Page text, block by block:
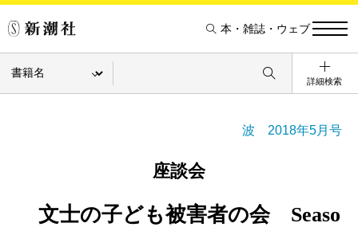
本・雑誌・ウェブ
詳細検索
波 2018年5月号
座談会
文士の子ども被害者の会 Seaso